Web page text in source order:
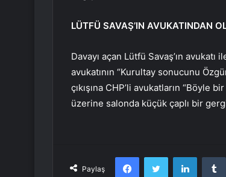
LÜTFÜ SAVAŞ’IN AVUKATINDAN
Davayı açan Lütfü Savaş’ın avukatı
avukatının “Kurultay sonucunu
çıkışına CHP’li avukatların “Böyle
üzerine salonda küçük çaplı bir
Paylaş
FacebookTwitter LinkedIn